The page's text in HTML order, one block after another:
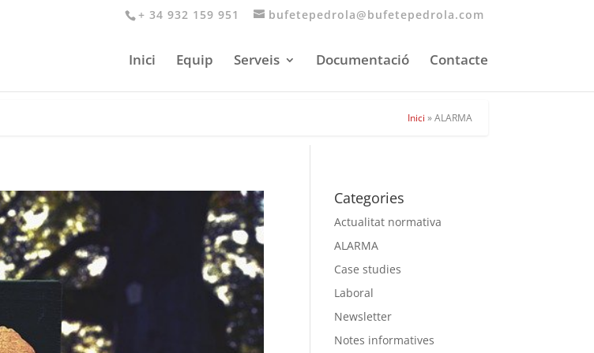
+ 34 932 159 951 bufetepedrola@bufetepedrola.com
Inici Equip Serveis Documentació Contacte
Inici »ALARMA
Categories
Actualitat normativa
ALARMA
Case studies
Laboral
Newsletter
Notes informatives